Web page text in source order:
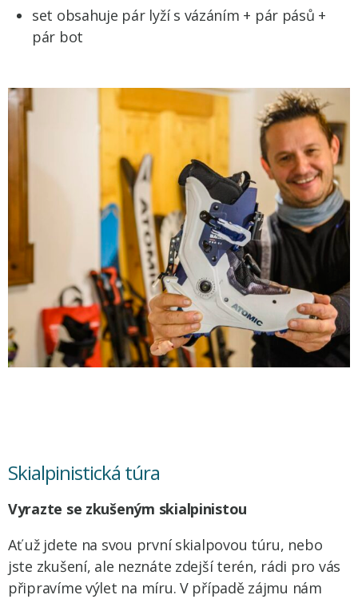
set obsahuje pár lyží s vázáním + pár pásů +
pár bot
Skialpinistická túra
Vyrazte se zkušeným skialpinistou
Ať už jdete na svou první skialpovou túru, nebo
jste zkušení, ale neznáte zdejší terén, rádi pro vás
připravíme výlet na míru. V případě zájmu nám